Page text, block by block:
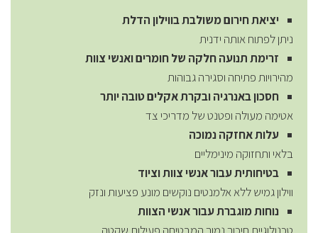
יציאת חירום משולבת בווילון הדלת
ניתן לפתוח אותה ידנית
זרימת תנועה חלקה של חומרים ואנשי צוות
מהירויות פתיחה וסגירה גבוהות
חסכון באנרגיה ובקרת אקלים טובה יותר
אטימה מעולה ופטנט של מדריכי צד
עלות אחזקה נמוכה
בלאי ותחזוקה מינימליים
בטיחותית עבור אנשי צוות וציוד
ווילון גמיש ללא אלמנטים נוקשים מונע פציעות ונזק
נוחות מוגברת עבור אנשי הצוות